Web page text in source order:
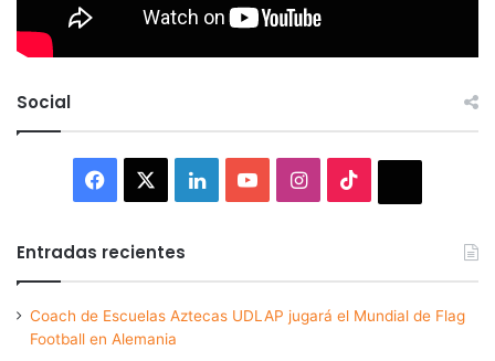
Social
Facebook LinkedInYouTubeInstagram
Entradas recientes
Coach de Escuelas Aztecas UDLAP jugará el Mundial de Flag
Football en Alemania